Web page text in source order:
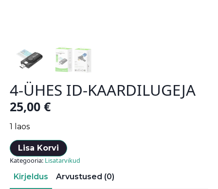
4-ÜHES ID-KAARDILUGEJA
25,00 €
1 laos
Lisa Korvi
Kategooria: Lisatarvikud
Kirjeldus Arvustused (0)